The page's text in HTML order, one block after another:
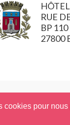
cookies pour
RUE
BP 110
27800